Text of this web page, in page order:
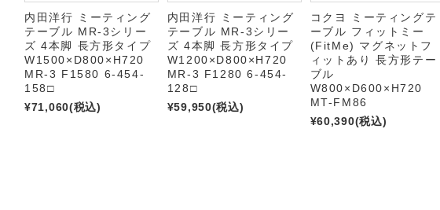
内田洋行 ミーティング
テーブル MR-3シリー
ズ 4本脚 長方形タイプ
W1500×D800×H720
MR-3 F1580 6-454-
158□
¥71,060(税込)
内田洋行 ミーティング
テーブル MR-3シリー
ズ 4本脚 長方形タイプ
W1200×D800×H720
MR-3 F1280 6-454-
128□
¥59,950(税込)
コクヨ ミーティングテ
ーブル フィットミー
(FitMe) マグネットフ
ィットあり 長方形テー
ブル
W800×D600×H720
MT-FM86
¥60,390(税込)